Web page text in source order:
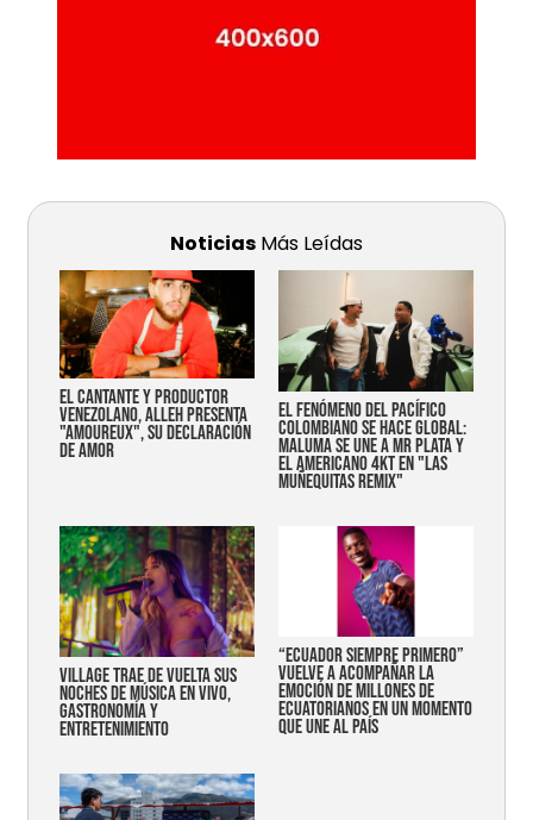
Noticias Más Leídas
EL CANTANTE Y PRODUCTOR
VENEZOLANO, ALLEH PRESENTA
"AMOUREUX", SU DECLARACIÓN
DE AMOR
EL FENÓMENO DEL PACÍFICO
COLOMBIANO SE HACE GLOBAL:
MALUMA SE UNE A MR PLATA Y
EL AMERICANO 4KT EN "LAS
MUÑEQUITAS REMIX"
Village trae de vuelta sus
noches de música en vivo,
gastronomía y
entretenimiento
“Ecuador siempre primero”
vuelve a acompañar la
emoción de millones de
ecuatorianos en un momento
que une al país